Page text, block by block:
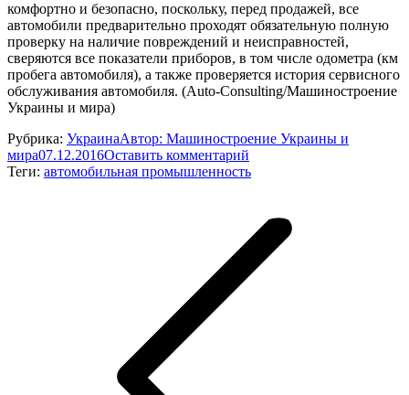
комфортно и безопасно, поскольку, перед продажей, все
автомобили предварительно проходят обязательную полную
проверку на наличие повреждений и неисправностей,
сверяются все показатели приборов, в том числе одометра (км
пробега автомобиля), а также проверяется история сервисного
обслуживания автомобиля. (Auto-Consulting/Машиностроение
Украины и мира)
Рубрика: УкраинаАвтор: Машиностроение Украины и
мира07.12.2016Оставить комментарий
Теги: автомобильная промышленность